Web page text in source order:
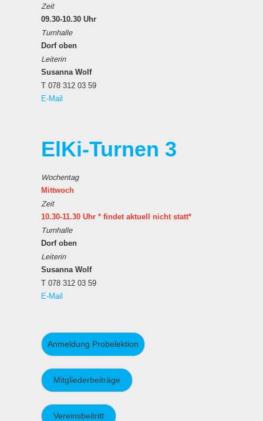
Zeit
09.30-10.30 Uhr
Turnhalle
Dorf oben
Leiterin
Susanna Wolf
T 078 312 03 59
E-Mail
ElKi-Turnen 3
Wochentag
Mittwoch
Zeit
10.30-11.30 Uhr * findet aktuell nicht statt*
Turnhalle
Dorf oben
Leiterin
Susanna Wolf
T 078 312 03 59
E-Mail
Anmeldung Probelektion
Mitgliederbeiträge
Vereinsbeitritt